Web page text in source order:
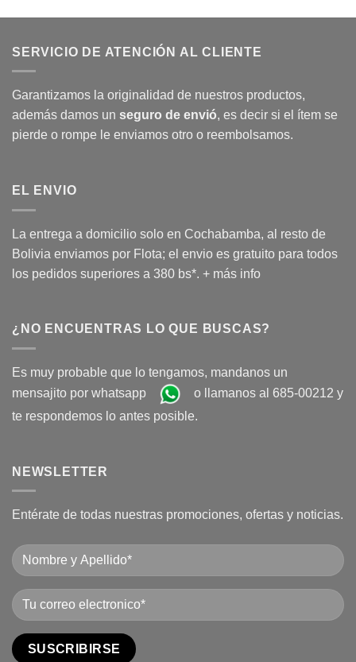
SERVICIO DE ATENCIÓN AL CLIENTE
Garantizamos la originalidad de nuestros productos,
además damos un seguro de envió, es decir si el ítem se
pierde o rompe le enviamos otro o reembolsamos.
EL ENVIO
La entrega a domicilio solo en Cochabamba, al resto de
Bolivia enviamos por Flota; el envio es gratuito para todos
los pedidos superiores a 380 bs*. + más info
¿NO ENCUENTRAS LO QUE BUSCAS?
Es muy probable que lo tengamos, mandanos un
mensajito por whatsapp
o llamanos al 685-00212 y
te respondemos lo antes posible.
NEWSLETTER
Entérate de todas nuestras promociones, ofertas y noticias.